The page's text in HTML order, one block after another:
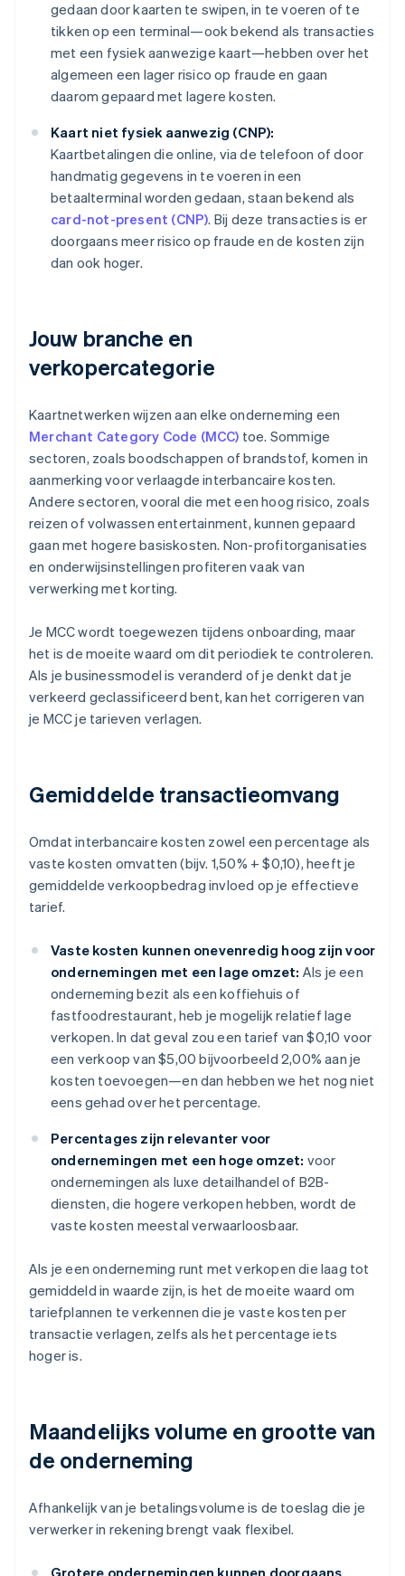
gedaan door kaarten te swipen, in te voeren of te
tikken op een terminal—ook bekend als transacties
met een fysiek aanwezige kaart—hebben over het
algemeen een lager risico op fraude en gaan
daarom gepaard met lagere kosten.
Kaart niet fysiek aanwezig (CNP):
Kaartbetalingen die online, via de telefoon of door
handmatig gegevens in te voeren in een
betaalterminal worden gedaan, staan bekend als
card-not-present (CNP). Bij deze transacties is er
doorgaans meer risico op fraude en de kosten zijn
dan ook hoger.
Jouw branche en
verkopercategorie
Kaartnetwerken wijzen aan elke onderneming een
Merchant Category Code (MCC) toe. Sommige
sectoren, zoals boodschappen of brandstof, komen in
aanmerking voor verlaagde interbancaire kosten.
Andere sectoren, vooral die met een hoog risico, zoals
reizen of volwassen entertainment, kunnen gepaard
gaan met hogere basiskosten. Non-profitorganisaties
en onderwijsinstellingen profiteren vaak van
verwerking met korting.
Je MCC wordt toegewezen tijdens onboarding, maar
het is de moeite waard om dit periodiek te controleren.
Als je businessmodel is veranderd of je denkt dat je
verkeerd geclassificeerd bent, kan het corrigeren van
je MCC je tarieven verlagen.
Gemiddelde transactieomvang
Omdat interbancaire kosten zowel een percentage als
vaste kosten omvatten (bijv. 1,50% + $0,10), heeft je
gemiddelde verkoopbedrag invloed op je effectieve
tarief.
Vaste kosten kunnen onevenredig hoog zijn voor
ondernemingen met een lage omzet: Als je een
onderneming bezit als een koffiehuis of
fastfoodrestaurant, heb je mogelijk relatief lage
verkopen. In dat geval zou een tarief van $0,10 voor
een verkoop van $5,00 bijvoorbeeld 2,00% aan je
kosten toevoegen—en dan hebben we het nog niet
eens gehad over het percentage.
Percentages zijn relevanter voor
ondernemingen met een hoge omzet: voor
ondernemingen als luxe detailhandel of B2B-
diensten, die hogere verkopen hebben, wordt de
vaste kosten meestal verwaarloosbaar.
Als je een onderneming runt met verkopen die laag tot
gemiddeld in waarde zijn, is het de moeite waard om
tariefplannen te verkennen die je vaste kosten per
transactie verlagen, zelfs als het percentage iets
hoger is.
Maandelijks volume en grootte van
de onderneming
Afhankelijk van je betalingsvolume is de toeslag die je
verwerker in rekening brengt vaak flexibel.